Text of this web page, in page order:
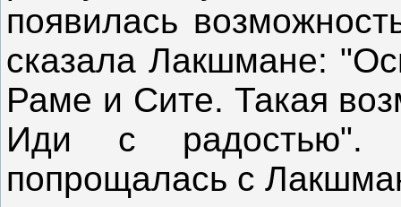
появилась
сказала Лакшмане:
Раме и Сите. Такая
Иди с
попрощалась с